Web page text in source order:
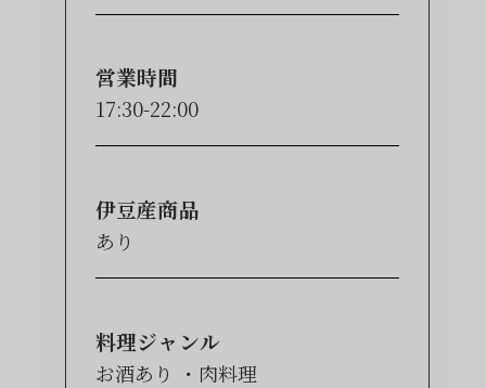
営業時間
17:30-22:00
伊豆産商品
あり
料理ジャンル
お酒あり 肉料理